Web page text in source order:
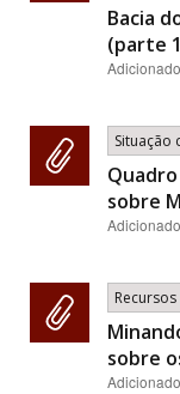
Bacia
(parte
Situação
sobre
sobre